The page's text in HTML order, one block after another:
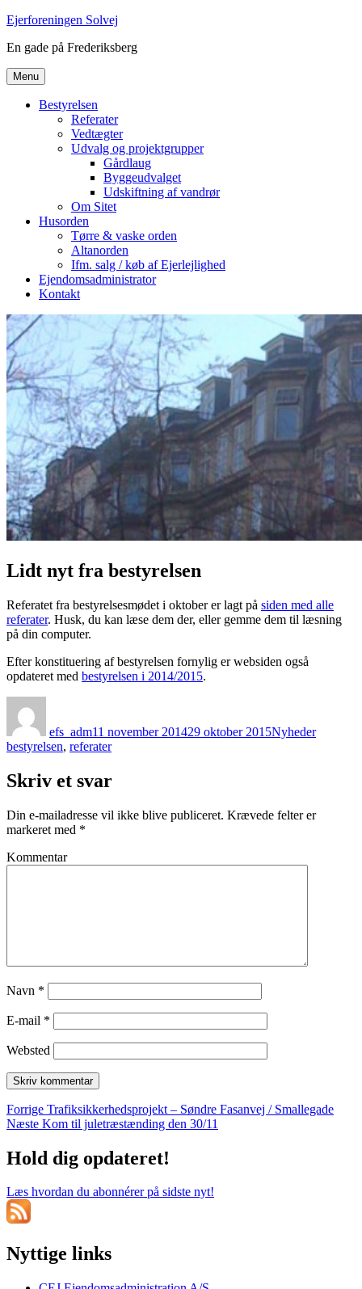
Videre
indhold
Ejerforeningen Solvej
En gade på Frederiksberg
Menu
Bestyrelsen
Referater
Vedtægter
Udvalg og projektgrupper
Gårdlaug
Byggeudvalget
Udskiftning af vandrør
Om Sitet
Husorden
Tørre & vaske orden
Altanorden
Ifm. salg / køb af Ejerlejlighed
Ejendomsadministrator
Kontakt
Lidt nyt fra bestyrelsen
Referatet fra bestyrelsesmødet i oktober er lagt på siden med alle
referater. Husk, du kan læse dem der, eller gemme dem til læsning
på din computer.
Efter konstituering af bestyrelsen fornylig er websiden også
opdateret med bestyrelsen i 2014/2015.
efs_adm11 november 201429 oktober 2015Nyheder
bestyrelsen, referater
Skriv et svar
Din e-mailadresse vil ikke blive publiceret. Krævede felter er
markeret med *
Kommentar
Navn *
E-mail *
Websted
Indlægsnavigation
Forrige Forrige
indlæg:
Trafiksikkerhedsprojekt – Søndre Fasanvej / Smallegade
Næste Næste
Kom til juletræstænding den 30/11
Hold dig opdateret!
Læs hvordan du abonnérer på sidste nyt!
Nyttige links